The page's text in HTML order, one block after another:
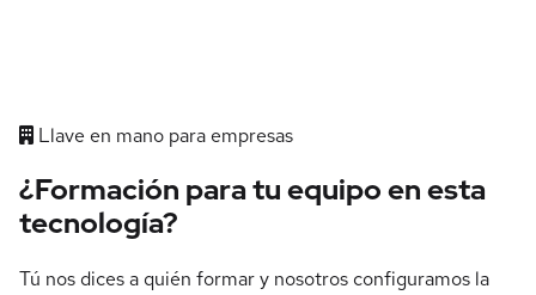
Llave en mano para empresas
¿Formación para tu equipo en esta
tecnología?
Tú nos dices a quién formar y nosotros configuramos la